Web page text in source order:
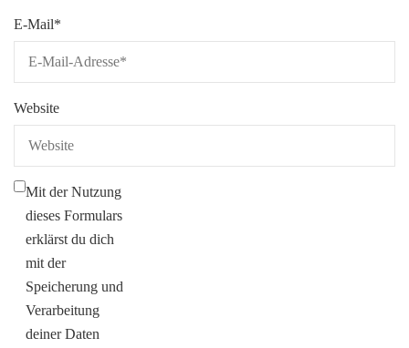
E-Mail*
Website
Mit der Nutzung
dieses Formulars
erklärst du dich
mit der
Speicherung und
Verarbeitung
deiner Daten